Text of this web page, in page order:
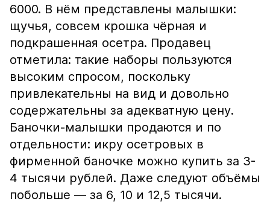
6000. В нём представлены малышки:
щучья, совсем крошка чёрная и
подкрашенная осетра. Продавец
отметила: такие наборы пользуются
высоким спросом, поскольку
привлекательны на вид и довольно
содержательны за адекватную цену.
Баночки-малышки продаются и по
отдельности: икру осетровых в
фирменной баночке можно купить за 3-
4 тысячи рублей. Даже следуют объёмы
побольше — за 6, 10 и 12,5 тысячи.